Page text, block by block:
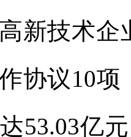
新技术企
协议10项
53.03亿